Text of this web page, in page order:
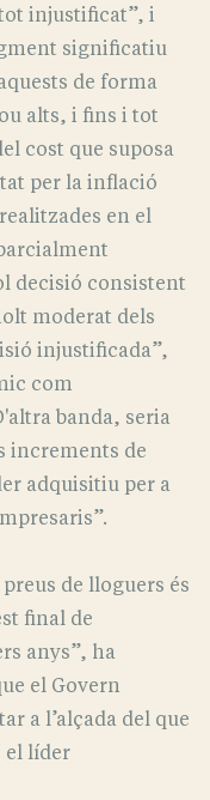
injustificat”, i
significatiu
de forma
alts, i fins i tot
cost que suposa
per la inflació
en el
decisió consistent
moderat dels
injustificada”,
com
banda, seria
increments de
adquisitiu per a
de lloguers és
final de
anys”, ha
el Govern
a l’alçada del que
el líder